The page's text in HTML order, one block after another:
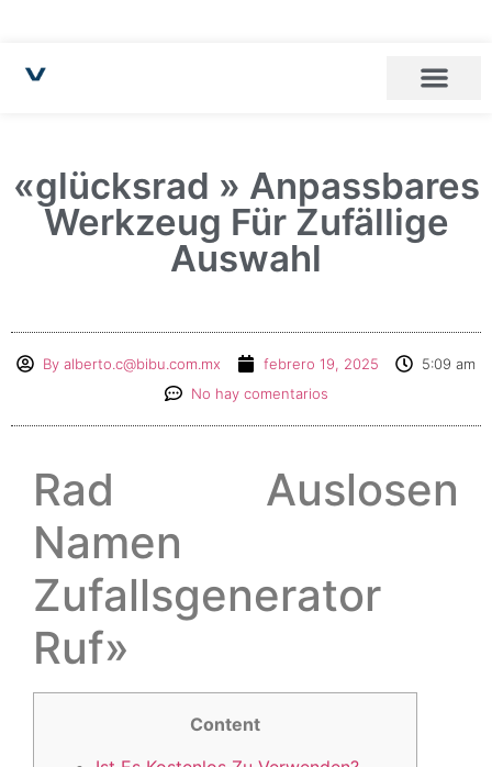
«glücksrad » Anpassbares
Werkzeug Für Zufällige
Auswahl
By alberto.c@bibu.com.mx febrero 19, 2025
5:09 am
No hay comentarios
Rad Auslosen
Namen
Zufallsgenerator
Ruf»
Content